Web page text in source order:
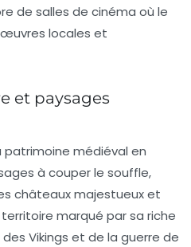
de salles de cinéma où le
locales et
et paysages
patrimoine médiéval en
à couper le souffle,
châteauxmajestueux et
marqué par sa riche
Vikings et de la guerre de